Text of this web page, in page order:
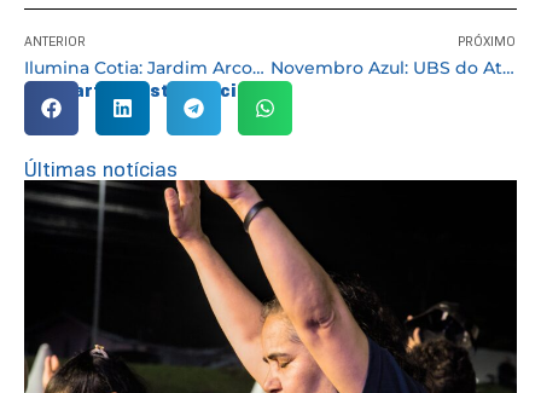
ANTERIOR
Ilumina Cotia: Jardim Arco-Íris ganha nova iluminação com lâmpadas LED
PRÓXIMO
Novembro Azul: UBS do Atalaia abre no sábado (24) com programação para saúde do homem
Compartilhe esta notícia:
Últimas notícias